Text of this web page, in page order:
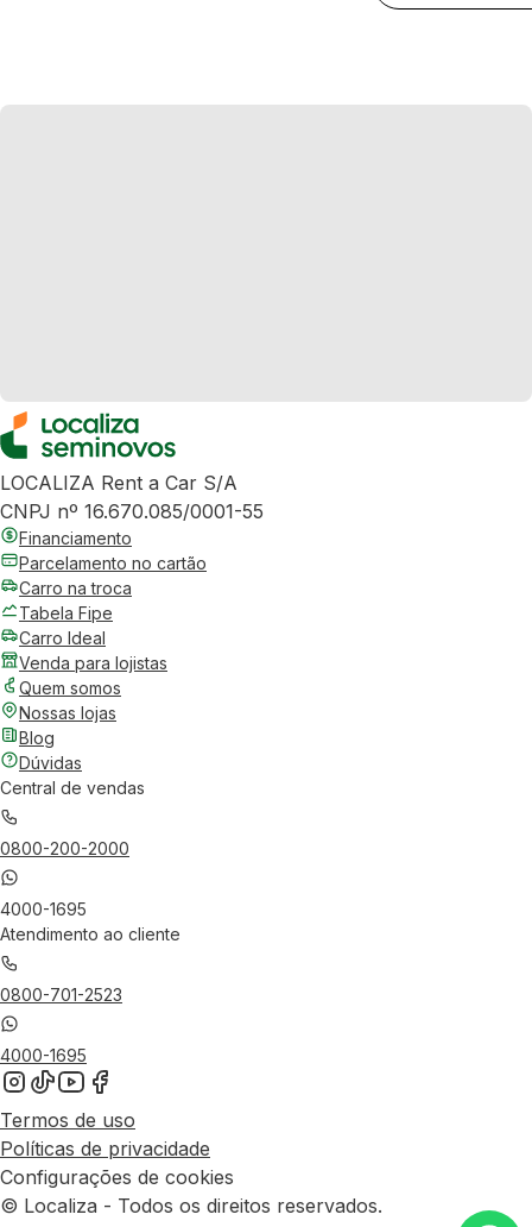
LOCALIZA Rent a Car S/A
CNPJ nº 16.670.085/0001-55
Financiamento
Parcelamento no cartão
Carro na troca
Tabela Fipe
Carro Ideal
Venda para lojistas
Quem somos
Nossas lojas
Blog
Dúvidas
Central de vendas
0800-200-2000
4000-1695
Atendimento ao cliente
0800-701-2523
4000-1695
Termos de uso
Políticas de privacidade
Configurações de cookies
© Localiza - Todos os direitos reservados.